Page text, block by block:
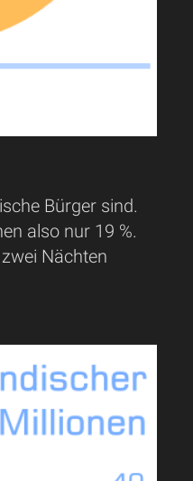
Bürger sind.
also nur 19 %.
Nächten